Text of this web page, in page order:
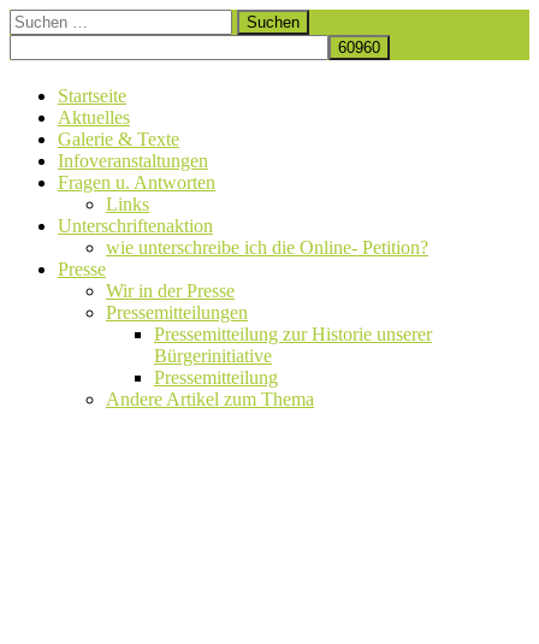
Zum
Inhalt
springen
Initiative Auetal – Baggerstopp in Tangendorf
Wir stellen uns gemeinsam gegen den Kiesabbau und den Verlust
eines Naturschutzgebietes.
Suchen
nach:
Startseite
Aktuelles
Galerie & Texte
Infoveranstaltungen
Fragen u. Antworten
Links
Unterschriftenaktion
wie unterschreibe ich die Online- Petition?
Presse
Wir in der Presse
Pressemitteilungen
Pressemitteilung zur Historie unserer
Bürgerinitiative
Pressemitteilung
Andere Artikel zum Thema